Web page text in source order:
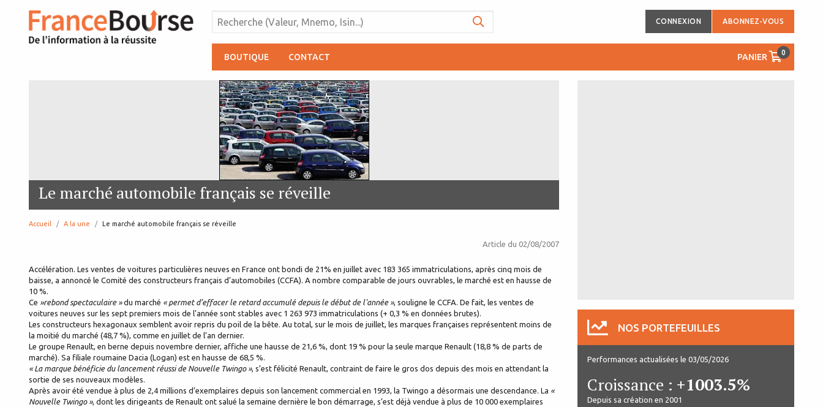
CONNEXION ABONNEZ-VOUS
BOUTIQUE CONTACT PANIER 0
Le marché automobile français se réveille
Accueil A la une page:
Le marché automobile français se réveille
Article du 02/08/2007
Accélération. Les ventes de voitures particulières neuves en France ont bondi de 21% en juillet avec 183 365 immatriculations, après cinq mois de
baisse, a annoncé le Comité des constructeurs français d’automobiles (CCFA). A nombre comparable de jours ouvrables, le marché est en hausse de
10 %.
Ce »rebond spectaculaire »du marché « permet d’effacer le retard accumulé depuis le début de l'année », souligne le CCFA. De fait, les ventes de
voitures neuves sur les sept premiers mois de l'année sont stables avec 1 263 973 immatriculations (+ 0,3 % en données brutes).
Les constructeurs hexagonaux semblent avoir repris du poil de la bête. Au total, sur le mois de juillet, les marques françaises représentent moins de
la moitié du marché (48,7 %), comme en juillet de l’an dernier.
Le groupe Renault, en berne depuis novembre dernier, affiche une hausse de 21,6 %, dont 19 % pour la seule marque Renault (18,8 % de parts de
marché). Sa filiale roumaine Dacia (Logan) est en hausse de 68,5 %.
« La marque bénéficie du lancement réussi de Nouvelle Twingo », s’est félicité Renault, contraint de faire le gros dos depuis des mois en attendant la
sortie de ses nouveaux modèles.
Après avoir été vendue à plus de 2,4 millions d’exemplaires depuis son lancement commercial en 1993, la Twingo a désormais une descendance. La «
Nouvelle Twingo », dont les dirigeants de Renault ont salué la semaine dernière le bon démarrage, s’est déjà vendue à plus de 10 000 exemplaires
NOS PORTEFEUILLES
Performances actualisées le 03/05/2026
Croissance : +1003.5%
Depuis sa création en 2001